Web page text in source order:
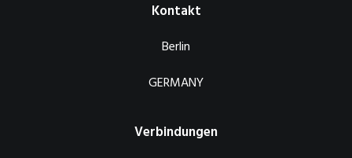
Kontakt
Berlin
GERMANY
Verbindungen